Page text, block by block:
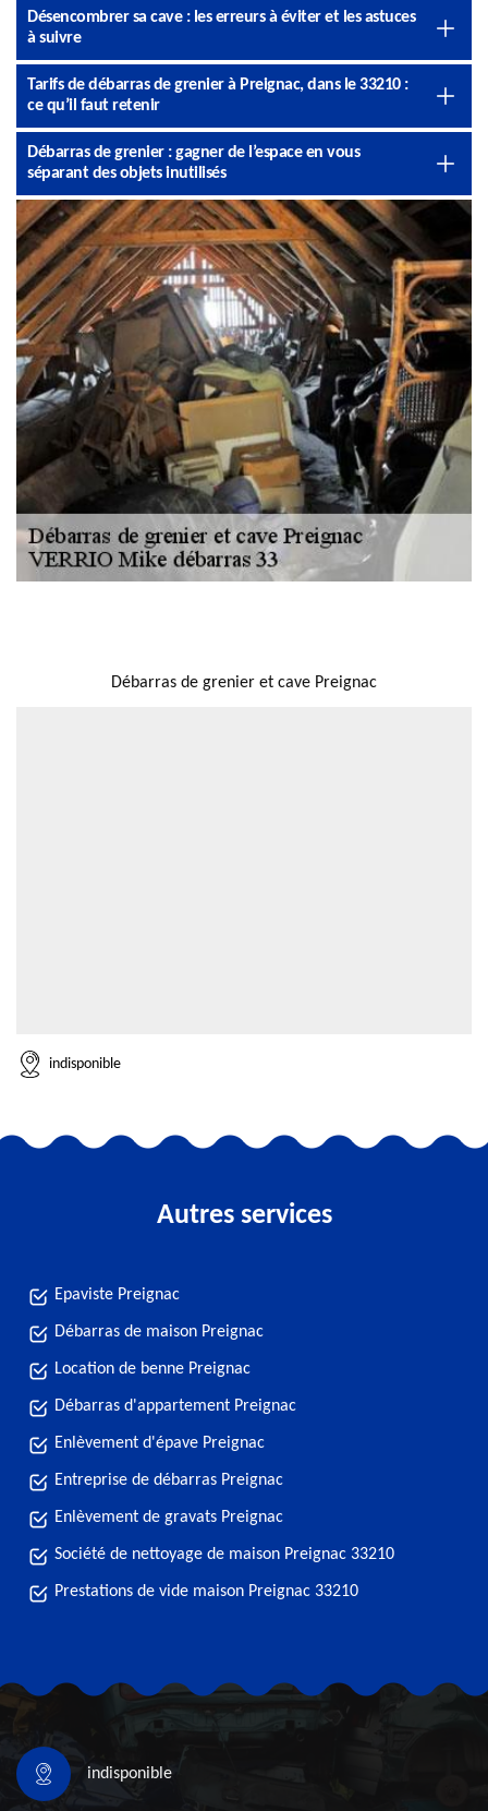
Désencombrer sa cave : les erreurs à éviter et les astuces
à suivre
Tarifs de débarras de grenier à Preignac, dans le 33210 :
ce qu’il faut retenir
Débarras de grenier : gagner de l’espace en vous
séparant des objets inutilisés
Débarras de grenier et cave Preignac
indisponible
Autres services
Epaviste Preignac
Débarras de maison Preignac
Location de benne Preignac
Débarras d'appartement Preignac
Enlèvement d'épave Preignac
Entreprise de débarras Preignac
Enlèvement de gravats Preignac
Société de nettoyage de maison Preignac 33210
Prestations de vide maison Preignac 33210
indisponible